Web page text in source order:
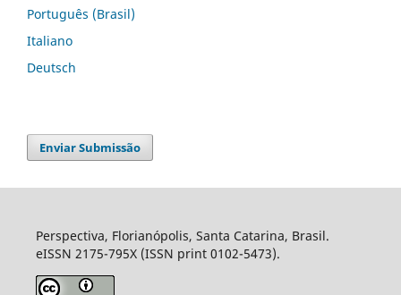
Português (Brasil)
Italiano
Deutsch
Enviar Submissão
Perspectiva, Florianópolis, Santa Catarina, Brasil.
eISSN 2175-795X (ISSN print 0102-5473).